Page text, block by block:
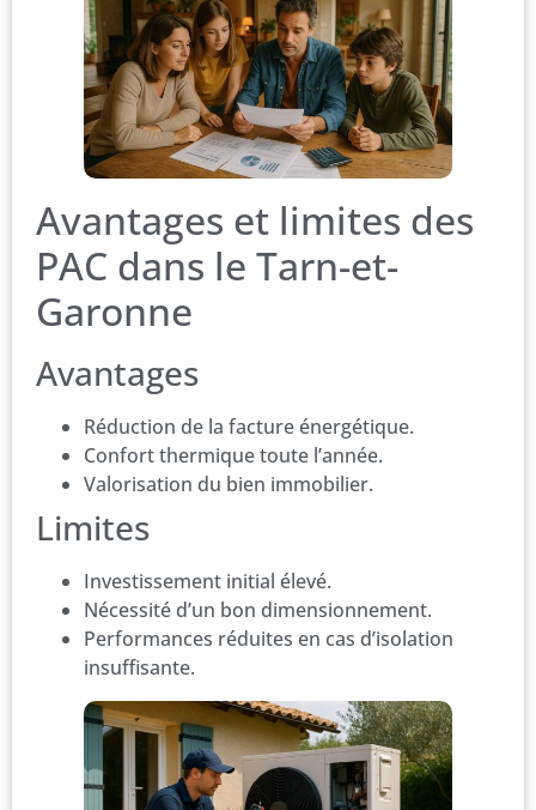
Avantages et limites des
PAC dans le Tarn-et-
Garonne
Avantages
Réduction de la facture énergétique.
Confort thermique toute l’année.
Valorisation du bien immobilier.
Limites
Investissement initial élevé.
Nécessité d’un bon dimensionnement.
Performances réduites en cas d’isolation
insuffisante.